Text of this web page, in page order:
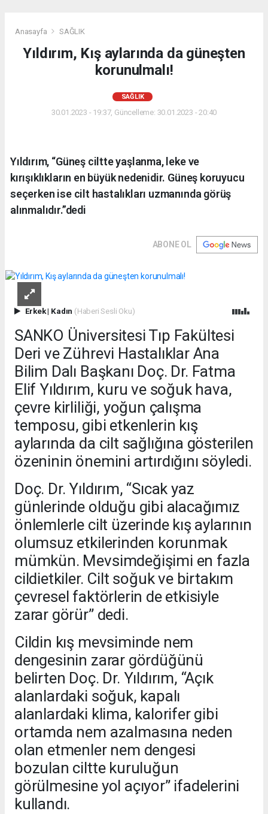
Anasayfa SAĞLIK
Yıldırım, Kış aylarında da güneşten
korunulmalı!
SAĞLIK
30.01.2023 - 19:37, Güncelleme: 30.01.2023 - 20:40
Yıldırım, “Güneş ciltte yaşlanma, leke ve
kırışıklıkların en büyük nedenidir. Güneş koruyucu
seçerken ise cilt hastalıkları uzmanında görüş
alınmalıdır.”dedi
ABONE OL
Erkek| Kadın (Haberi Sesli Oku)
SANKO Üniversitesi Tıp Fakültesi
Deri ve Zührevi Hastalıklar Ana
Bilim Dalı Başkanı Doç. Dr. Fatma
Elif Yıldırım, kuru ve soğuk hava,
çevre kirliliği, yoğun çalışma
temposu, gibi etkenlerin kış
aylarında da cilt sağlığına gösterilen
özeninin önemini artırdığını söyledi.
Doç. Dr. Yıldırım, “Sıcak yaz
günlerinde olduğu gibi alacağımız
önlemlerle cilt üzerinde kış aylarının
olumsuz etkilerinden korunmak
mümkün. Mevsimdeğişimi en fazla
cildietkiler. Cilt soğuk ve birtakım
çevresel faktörlerin de etkisiyle
zarar görür” dedi.
Cildin kış mevsiminde nem
dengesinin zarar gördüğünü
belirten Doç. Dr. Yıldırım, “Açık
alanlardaki soğuk, kapalı
alanlardaki klima, kalorifer gibi
ortamda nem azalmasına neden
olan etmenler nem dengesi
bozulan ciltte kuruluğun
görülmesine yol açıyor” ifadelerini
kullandı.